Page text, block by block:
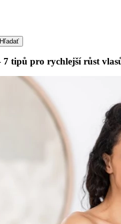
Hľadať
tipů pro rychlejší růst